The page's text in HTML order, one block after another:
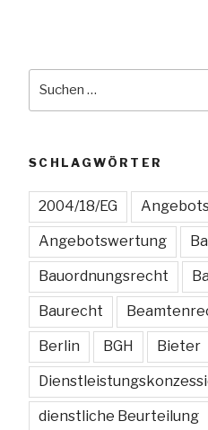
in
der
Regel
den
nach:
SCHLAGWÖRTER
2004/18/EG
Angebotswertung
Bauordnungsrecht
Baurecht
Berlin BGH Bieter
dienstliche Beurteilung